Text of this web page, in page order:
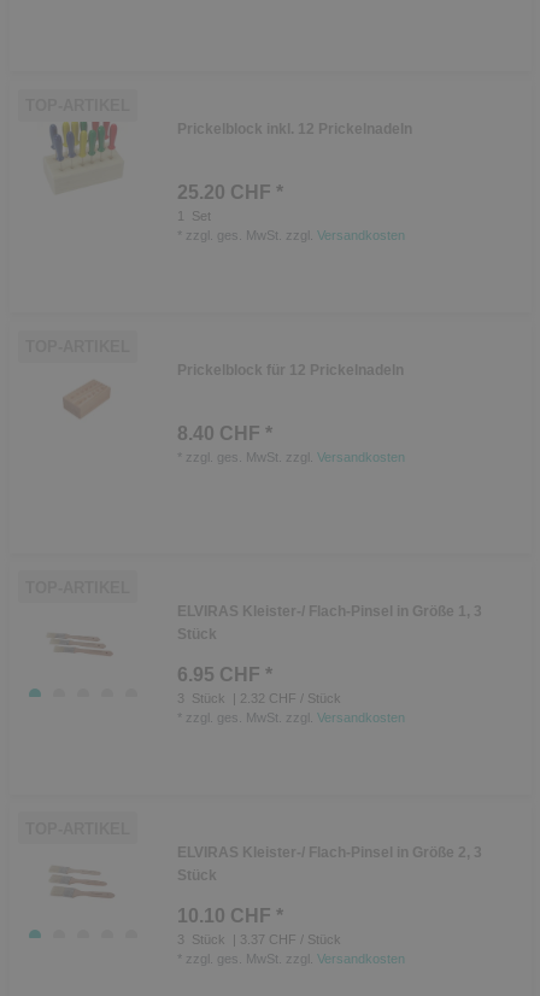
Prickelblock inkl. 12 Prickelnadeln
25.20 CHF *
1
Set
zzgl. ges. MwSt. zzgl. Versandkosten
Prickelblock für 12 Prickelnadeln
8.40 CHF *
zzgl. ges. MwSt. zzgl. Versandkosten
ELVIRAS Kleister-/ Flach-Pinsel in Größe 1, 3
Stück
6.95 CHF *
3 Stück
| 2.32 CHF / Stück
zzgl. ges. MwSt. zzgl. Versandkosten
ELVIRAS Kleister-/ Flach-Pinsel in Größe 2, 3
Stück
10.10 CHF *
3 Stück
| 3.37 CHF / Stück
zzgl. ges. MwSt. zzgl. Versandkosten